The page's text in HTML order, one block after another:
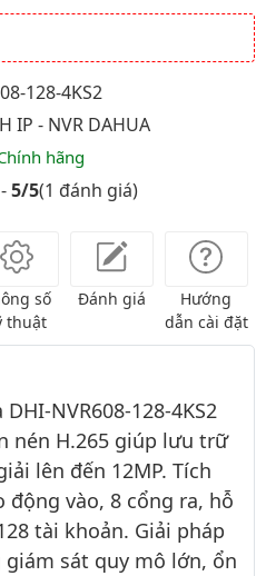
mãi
128-4KS2
IP - NVR DAHUA
hãng
-5/5(1 đánh giá)
số
thuật
Đánh giá
Hướng
dẫn cài đặt
NVR608-128-4KS2
nén H.265 giúp lưu trữ
lên đến 12MP. Tích
động vào, 8 cổng ra, hỗ
tài khoản. Giải pháp
sát quy mô lớn, ổn